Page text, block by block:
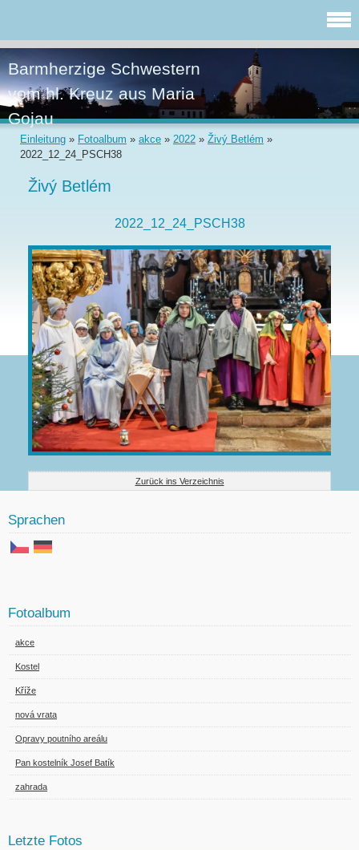
Barmherzige Schwestern
vom hl. Kreuz aus Maria
Gojau
Einleitung » Fotoalbum » akce » 2022 » Živý Betlém »
2022_12_24_PSCH38
Živý Betlém
2022_12_24_PSCH38
Zurück ins Verzeichnis
Sprachen
Fotoalbum
akce
Kostel
Kříže
nová vrata
Opravy poutního areálu
Pan kostelník Josef Batík
zahrada
Letzte Fotos